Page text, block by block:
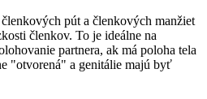
pút a členkových manžiet
členkov. To je ideálne na
partnera, ak má poloha tela
"otvorená" a genitálie majú byť